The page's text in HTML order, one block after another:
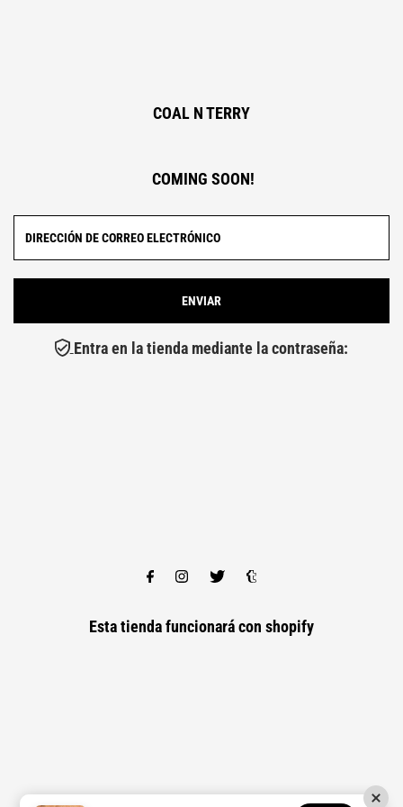
COAL N TERRY
COMING SOON!
Entra en la tienda mediante la contraseña:
Esta tienda funcionará con shopify